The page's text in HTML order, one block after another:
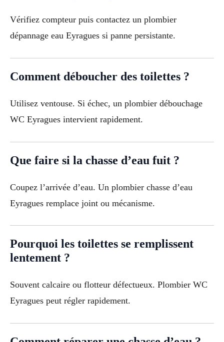
Vérifiez compteur puis contactez un plombier
dépannage eau Eyragues si panne persistante.
Comment déboucher des toilettes ?
Utilisez ventouse. Si échec, un plombier débouchage
WC Eyragues intervient rapidement.
Que faire si la chasse d’eau fuit ?
Coupez l’arrivée d’eau. Un plombier chasse d’eau
Eyragues remplace joint ou mécanisme.
Pourquoi les toilettes se remplissent
lentement ?
Souvent calcaire ou flotteur défectueux. Plombier WC
Eyragues peut régler rapidement.